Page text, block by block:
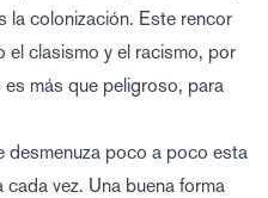
la colonización. Este rencor
clasismo y el racismo, por
más que peligroso, para
desmenuza poco a poco esta
vez. Una buena forma